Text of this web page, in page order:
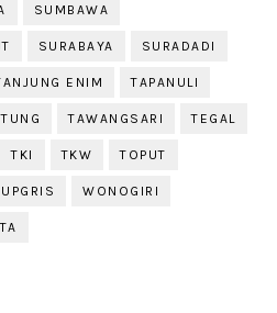
SUMBAWA
SURABAYA SURADADI
ENIM TAPANULI
TAWANGSARI TEGAL
TKI TKW TOPUT
UPGRIS WONOGIRI